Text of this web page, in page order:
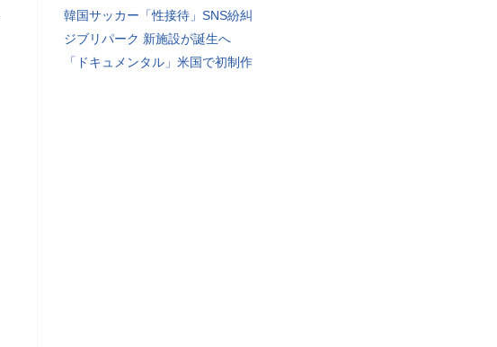
韓国サッカー「性接待」SNS紛糾
ジブリパーク 新施設が誕生へ
「ドキュメンタル」米国で初制作